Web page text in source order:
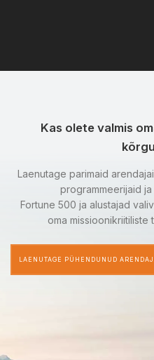
Kas olete valmis
Laenutage parimaid
programmeerijaid ja
Fortune 500 ja alustajad
oma
LAENUTAGE PÜHENDUNUD